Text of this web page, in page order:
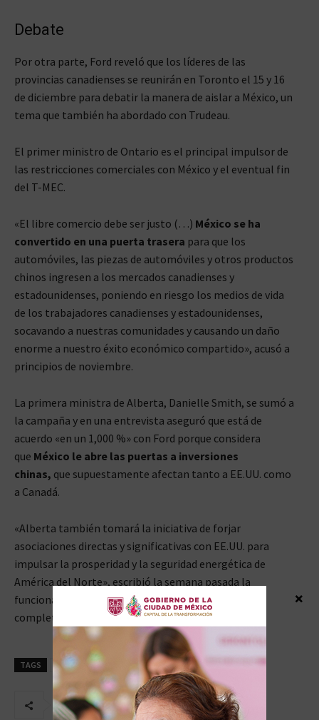
Debate
Por otra parte, Ford reveló que los líderes de las
provincias canadienses se reunirán en Toronto el 15 y 16
de diciembre para debatir la manera de aislar a México, un
tema que también ha abordado con Trudeau.
El primer ministro de Ontario es el principal impulsor de
las restricciones comerciales con México y el eventual fin
del T-MEC.
«El libre comercio debe ser justo (…) México se ha
convertido en una puerta trasera para que los
automóviles, las piezas de automóviles y otros productos
chinos ingresen a los mercados canadienses y
estadounidenses, poniendo en riesgo los medios de vida
de los trabajadores canadienses y estadounidenses,
socavando a nuestras comunidades y causando un daño
enorme a nuestro éxito económico compartido», acusó a
principios de noviembre.
La primera ministra de Alberta, Danielle Smith, se sumó a
la campaña y en una entrevista aseguró que está de
acuerdo «en un 1,000 %» con Ford porque considera
que México le abre las puertas a inversiones
chinas, que supuestamente afectan tanto a EE.UU. como
a Canadá.
«Alberta también tomará la iniciativa de forjar
asociaciones directas y significativas con EE.UU. para
impulsar la prosperidad y la seguridad energética de
América del Norte», escribió la semana pasada la
funcionaria, en un mensaje en el que excluyó por
completo la relación con México.
TAGS CANADA MÉXICO
×